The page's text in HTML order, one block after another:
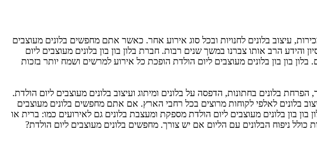
עיצוב בלונים לחנויות ובכל סוג אירוע אחר. כאשר אתם מחפשים בלונים מעוצבים
הרב אותו צברנו במשך שנים רבות. חברת בלון בון בון בלונים מעוצבים ליום
בון בון בלונים מעוצבים ליום הולדת הופכת כל אירוע למרשים ושמח יותר בזכות
בלונים בחתונות, הדפסה על בלונים ומיתוג ועיצוב בלונים מעוצבים ליום הולדת.
בלונים לאלפי לקוחות מרוצים בכל רחבי הארץ. אם אתם מחפשים בלונים מעוצבים
בון בון בלונים מעוצבים ליום הולדת מספקת ומעצבת בלונים גם לאירועים כמו: ברית או
כולל ניפוח הבלונים עם הליום אם יש צורך. מחפשים בלונים מעוצבים ליום הולדת?